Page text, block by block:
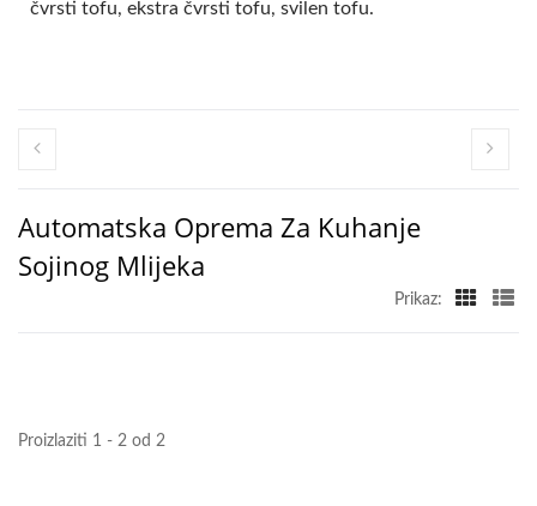
OPREMA ZA TOFU,
OPREMA ZA PRAVLJENJE
TOFUA, STROJ ZA
PRAVLJENJE TOFUA,
PROIZVOĐAČI TOFUA,
čvrsti tofu, ekstra čvrsti tofu, svilen tofu.
Automatska Oprema Za Kuhanje
Sojinog Mlijeka
Prikaz:
Proizlaziti 1 - 2 od 2